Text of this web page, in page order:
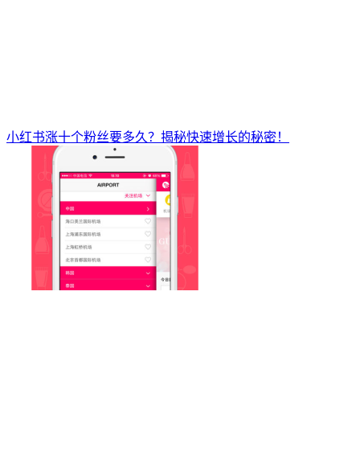
小红书涨十个粉丝要多久？揭秘快速增长的秘密！